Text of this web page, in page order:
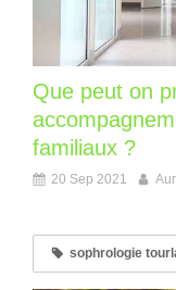
Que peut on
familiaux ?
20 Sep 2021
sophrologie